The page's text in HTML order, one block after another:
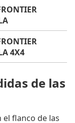
4X4
de las
flanco de las